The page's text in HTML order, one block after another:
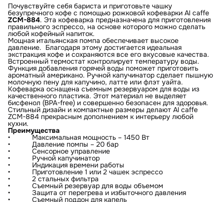
Почувствуйте себя бариста и приготовьте чашку
безупречного кофе с помощью рожковой кофеварки Al caffe
ZCM-884. Эта кофеварка предназначена для приготовления
правильного эспрессо, на основе которого можно сделать
любой кофейный напиток.
Мощная итальянская помпа обеспечивает высокое
давление. Благодаря этому достигается идеальная
экстракция кофе и сохраняются все его вкусовые качества.
Встроенный термостат контролирует температуру воды.
Функция добавления горячей воды поможет приготовить
ароматный американо. Ручной капучинатор сделает пышную
молочную пену для капучино, латте или флэт уайта.
Кофеварка оснащена съемным резервуаром для воды из
качественного пластика. Этот материал не выделяет
бисфенол (BPA-free) и совершенно безопасен для здоровья.
Стильный дизайн и компактные размеры делают Al caffe
ZCM-884 прекрасным дополнением к интерьеру любой
кухни.
Преимущества
• Максимальная мощность – 1450 Вт
• Давление помпы – 20 бар
• Сенсорное управление
• Ручной капучинатор
• Индикация времени работы
• Приготовление 1 или 2 чашек эспрессо
• 2 стальных фильтра
• Съемный резервуар для воды объемом
• Защита от перегрева и избыточного давления
• Съемный поддон для капель